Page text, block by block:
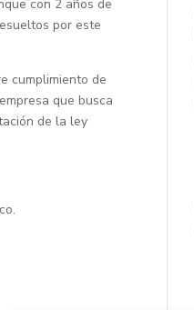
con 2 años de
por este
cumplimiento de
que busca
de la ley